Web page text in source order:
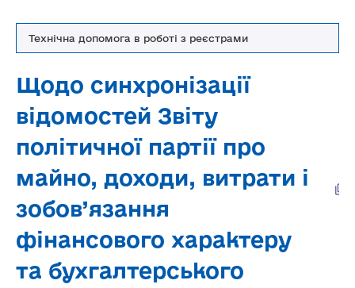
Технічна допомога в роботі з реєстрами
Щодо синхронізації
відомостей Звіту
політичної партії про
майно, доходи, витрати і
зобов’язання
фінансового характеру
та бухгалтерського